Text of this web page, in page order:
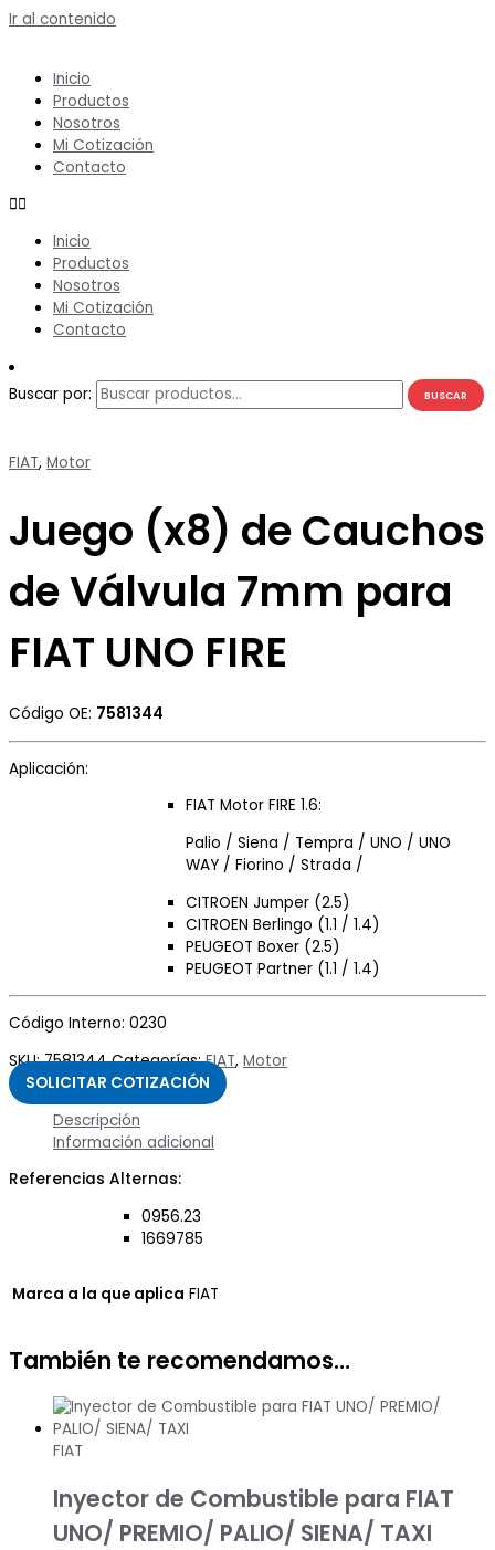
Ir al contenido
Inicio
Productos
Nosotros
Mi Cotización
Contacto
Inicio
Productos
Nosotros
Mi Cotización
Contacto
Buscar por: BUSCAR
FIAT, Motor
Juego (x8) de Cauchos
de Válvula 7mm para
FIAT UNO FIRE
Código OE: 7581344
Aplicación:
FIAT Motor FIRE 1.6:
Palio / Siena / Tempra / UNO / UNO
WAY / Fiorino / Strada /
CITROEN Jumper (2.5)
CITROEN Berlingo (1.1 / 1.4)
PEUGEOT Boxer (2.5)
PEUGEOT Partner (1.1 / 1.4)
Código Interno: 0230
SKU:7581344 Categorías:FIAT, Motor
SOLICITAR COTIZACIÓN
Descripción
Información adicional
Referencias Alternas:
0956.23
1669785
Marca a la que aplica FIAT
También te recomendamos…
FIAT
Inyector de Combustible para FIAT
UNO/ PREMIO/ PALIO/ SIENA/ TAXI